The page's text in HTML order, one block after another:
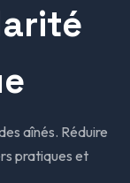
aînés. Réduire
pratiques et